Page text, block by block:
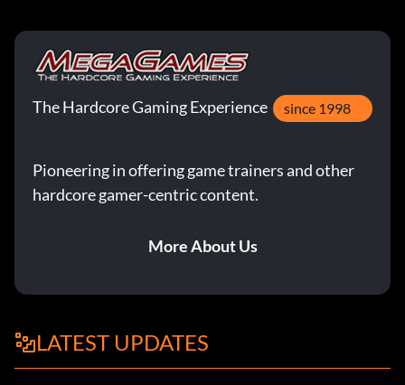
The Hardcore Gaming Experience since 1998
Pioneering in offering game trainers and other
hardcore gamer-centric content.
More About Us
LATEST UPDATES